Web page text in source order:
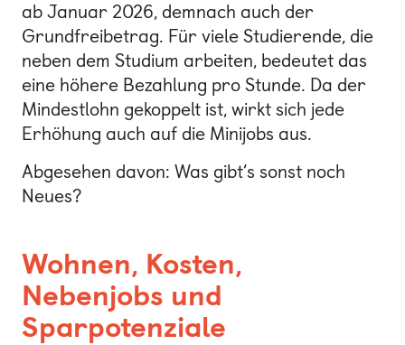
ab Januar 2026, demnach auch der
Grundfreibetrag. Für viele Studierende, die
neben dem Studium arbeiten, bedeutet das
eine höhere Bezahlung pro Stunde. Da der
Mindestlohn gekoppelt ist, wirkt sich jede
Erhöhung auch auf die Minijobs aus.
Abgesehen davon: Was gibt’s sonst noch
Neues?
Wohnen, Kosten,
Nebenjobs und
Sparpotenziale